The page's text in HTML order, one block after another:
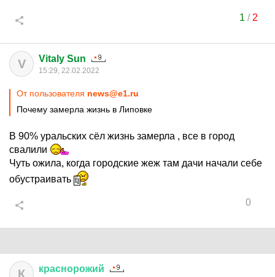
1 / 2
V Vitaly Sun
15:29, 22.02.2022
От пользователя news@e1.ru
Почему замерла жизнь в Липовке
В 90% уральских сёл жизнь замерла , все в город
свалили
Чуть ожила, когда городские жеж там дачи начали себе
обустраивать
0
К краснорожий